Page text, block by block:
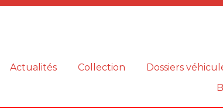
Actualités Collection Dossiers